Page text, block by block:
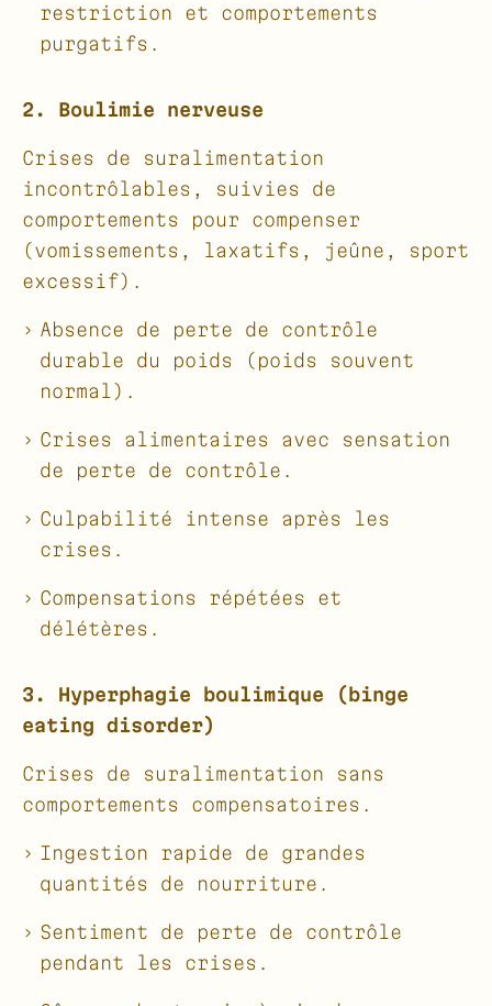
restriction et comportements
purgatifs.
2. Boulimie nerveuse
Crises de suralimentation
incontrôlables, suivies de
comportements pour compenser
(vomissements, laxatifs, jeûne, sport
excessif).
Absence de perte de contrôle
durable du poids (poids souvent
normal).
Crises alimentaires avec sensation
de perte de contrôle.
Culpabilité intense après les
crises.
Compensations répétées et
délétères.
3. Hyperphagie boulimique (binge
eating disorder)
Crises de suralimentation sans
comportements compensatoires.
Ingestion rapide de grandes
quantités de nourriture.
Sentiment de perte de contrôle
pendant les crises.